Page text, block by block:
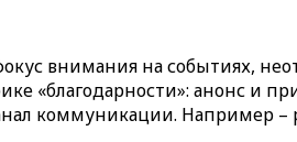
внимания на событиях,
«благодарности»: анонс и
коммуникации. Например –